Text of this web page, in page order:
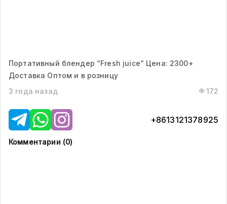
Портативный блендер “Fresh juice” Цена: 2300+
Доставка Оптом и в розницу
3 года назад
172
+8613121378925
Комментарии (0)